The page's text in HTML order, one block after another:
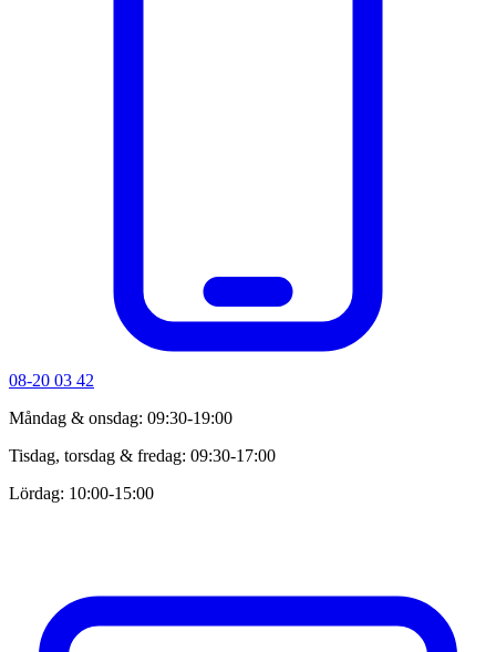
08-20 03 42
Måndag & onsdag: 09:30-19:00
Tisdag, torsdag & fredag: 09:30-17:00
Lördag: 10:00-15:00